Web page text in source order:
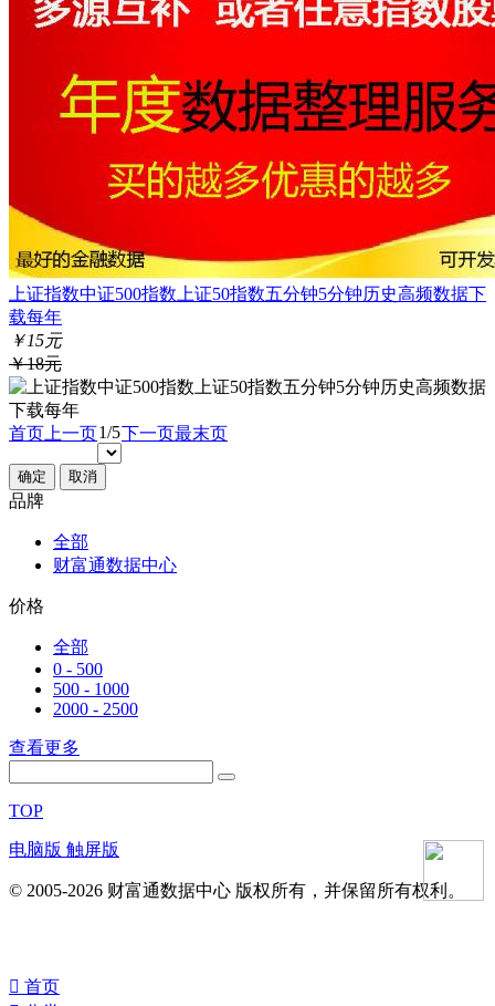
上证指数中证500指数上证50指数五分钟5分钟历史高频数据下
载每年
￥15元
￥18元
首页 上一页1/5下一页最末页
确定 取消
品牌
全部
财富通数据中心
价格
全部
0 - 500
500 - 1000
2000 - 2500
查看更多
TOP
电脑版 触屏版
© 2005-2026 财富通数据中心 版权所有，并保留所有权利。
󰀁 首页